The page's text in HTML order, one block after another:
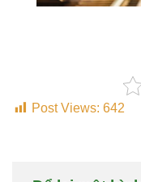
Post Views: 642